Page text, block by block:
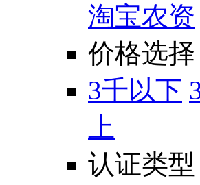
淘宝农资
价格选择
3千以下
上
认证类型